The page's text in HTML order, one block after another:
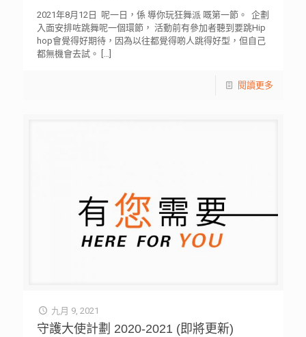
2021年8月12日 ⁡ 呢一日，係 導你玩狂舞派 嘅第一節。 ⁡ 企劃
入面安排咗跳舞呢一個環節， 活動前有參加者聽到要跳Hip
hop會覺得好期待，因為以往都覺得啲人跳得好型，但自己
都無機會去試。
[…]
閱讀更多
九月 9, 2021
守護大使計劃 2020-2021 (即將更新)